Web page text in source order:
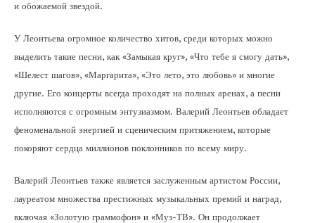
и обожаемой звездой.
У Леонтьева огромное количество хитов, среди которых можно
выделить такие песни, как «Замыкая круг», «Что тебе я смогу дать»,
«Шелест шагов», «Маргарита», «Это лето, это любовь» и многие
другие. Его концерты всегда проходят на полных аренах, а песни
исполняются с огромным энтузиазмом. Валерий Леонтьев обладает
феноменальной энергией и сценическим притяжением, которые
покоряют сердца миллионов поклонников по всему миру.
Валерий Леонтьев также является заслуженным артистом России,
лауреатом множества престижных музыкальных премий и наград,
включая «Золотую граммофон» и «Муз-ТВ». Он продолжает